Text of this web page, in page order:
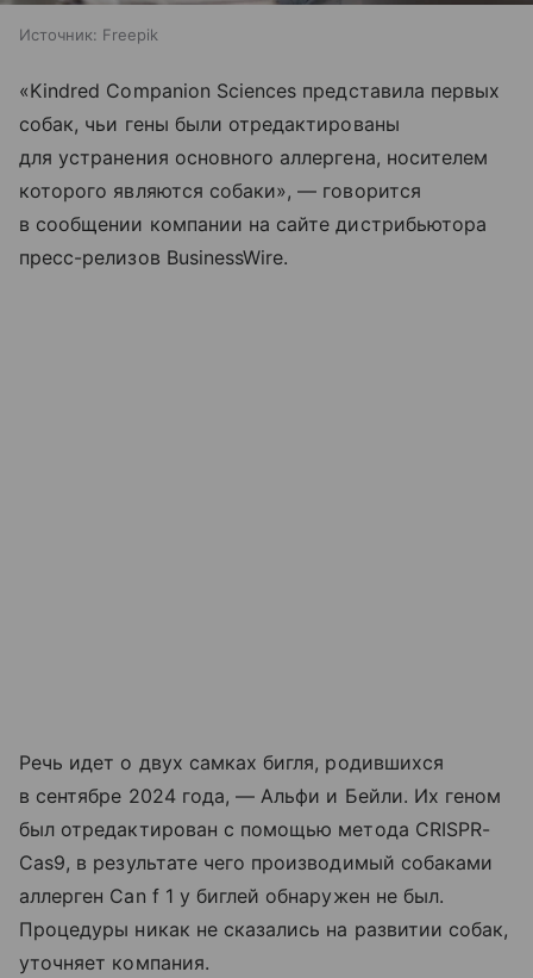
Источник: Freepik
«Kindred Companion Sciences представила первых
собак, чьи гены были отредактированы
для устранения основного аллергена, носителем
которого являются собаки», — говорится
в сообщении компании на сайте дистрибьютора
пресс-релизов BusinessWire.
Речь идет о двух самках бигля, родившихся
в сентябре 2024 года, — Альфи и Бейли. Их геном
был отредактирован с помощью метода CRISPR-
Cas9, в результате чего производимый собаками
аллерген Can f 1 у биглей обнаружен не был.
Процедуры никак не сказались на развитии собак,
уточняет компания.